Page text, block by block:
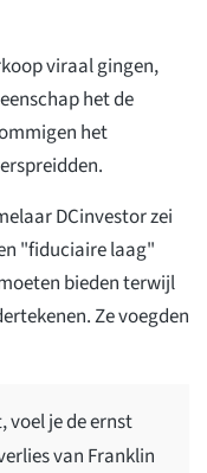
viraal gingen,
het de
het
DCinvestor zei
"fiduciaire laag"
bieden terwijl
Ze voegden
voel je de ernst
van Franklin